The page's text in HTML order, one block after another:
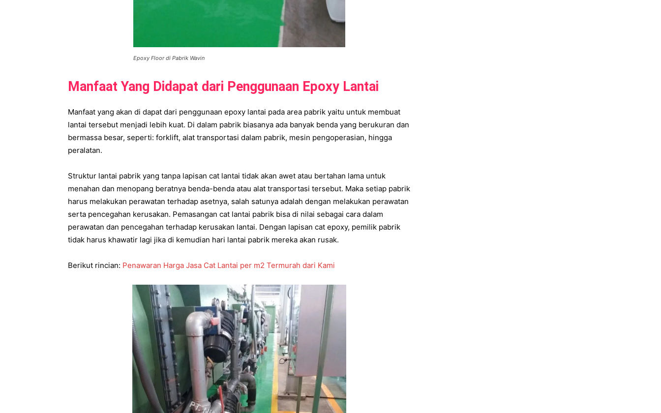
Epoxy Floor di Pabrik Wavin
Manfaat Yang Didapat dari Penggunaan Epoxy Lantai
Manfaat yang akan di dapat dari penggunaan epoxy lantai pada area pabrik yaitu untuk membuat
lantai tersebut menjadi lebih kuat. Di dalam pabrik biasanya ada banyak benda yang berukuran dan
bermassa besar, seperti: forklift, alat transportasi dalam pabrik, mesin pengoperasian, hingga
peralatan.
Struktur lantai pabrik yang tanpa lapisan cat lantai tidak akan awet atau bertahan lama untuk
menahan dan menopang beratnya benda-benda atau alat transportasi tersebut. Maka setiap pabrik
harus melakukan perawatan terhadap asetnya, salah satunya adalah dengan melakukan perawatan
serta pencegahan kerusakan. Pemasangan cat lantai pabrik bisa di nilai sebagai cara dalam
perawatan dan pencegahan terhadap kerusakan lantai. Dengan lapisan cat epoxy, pemilik pabrik
tidak harus khawatir lagi jika di kemudian hari lantai pabrik mereka akan rusak.
Berikut rincian: Penawaran Harga Jasa Cat Lantai per m2 Termurah dari Kami